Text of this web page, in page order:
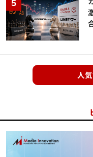
人